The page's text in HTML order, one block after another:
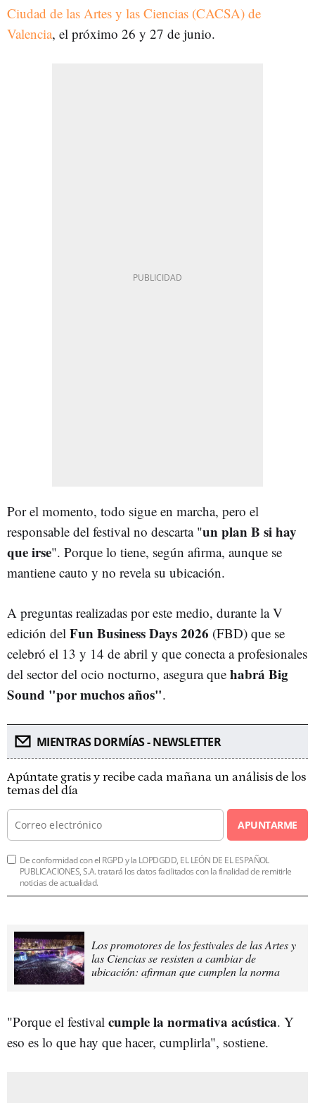
Ciudad de las Artes y las Ciencias (CACSA) de
Valencia, el próximo 26 y 27 de junio.
Por el momento, todo sigue en marcha, pero el
responsable del festival no descarta "un plan B si hay
que irse". Porque lo tiene, según afirma, aunque se
mantiene cauto y no revela su ubicación.
A preguntas realizadas por este medio, durante la V
edición del Fun Business Days 2026 (FBD) que se
celebró el 13 y 14 de abril y que conecta a profesionales
del sector del ocio nocturno, asegura que habrá Big
Sound "por muchos años".
MIENTRAS DORMÍAS - NEWSLETTER
Apúntate gratis y recibe cada mañana un análisis de los
temas del día
APUNTARME
De conformidad con el RGPD y la LOPDGDD, EL LEÓN DE EL ESPAÑOL
PUBLICACIONES, S.A. tratará los datos facilitados con la finalidad de remitirle
noticias de actualidad.
Los promotores de los festivales de las Artes y
las Ciencias se resisten a cambiar de
ubicación: afirman que cumplen la norma
"Porque el festival cumple la normativa acústica. Y
eso es lo que hay que hacer, cumplirla", sostiene.